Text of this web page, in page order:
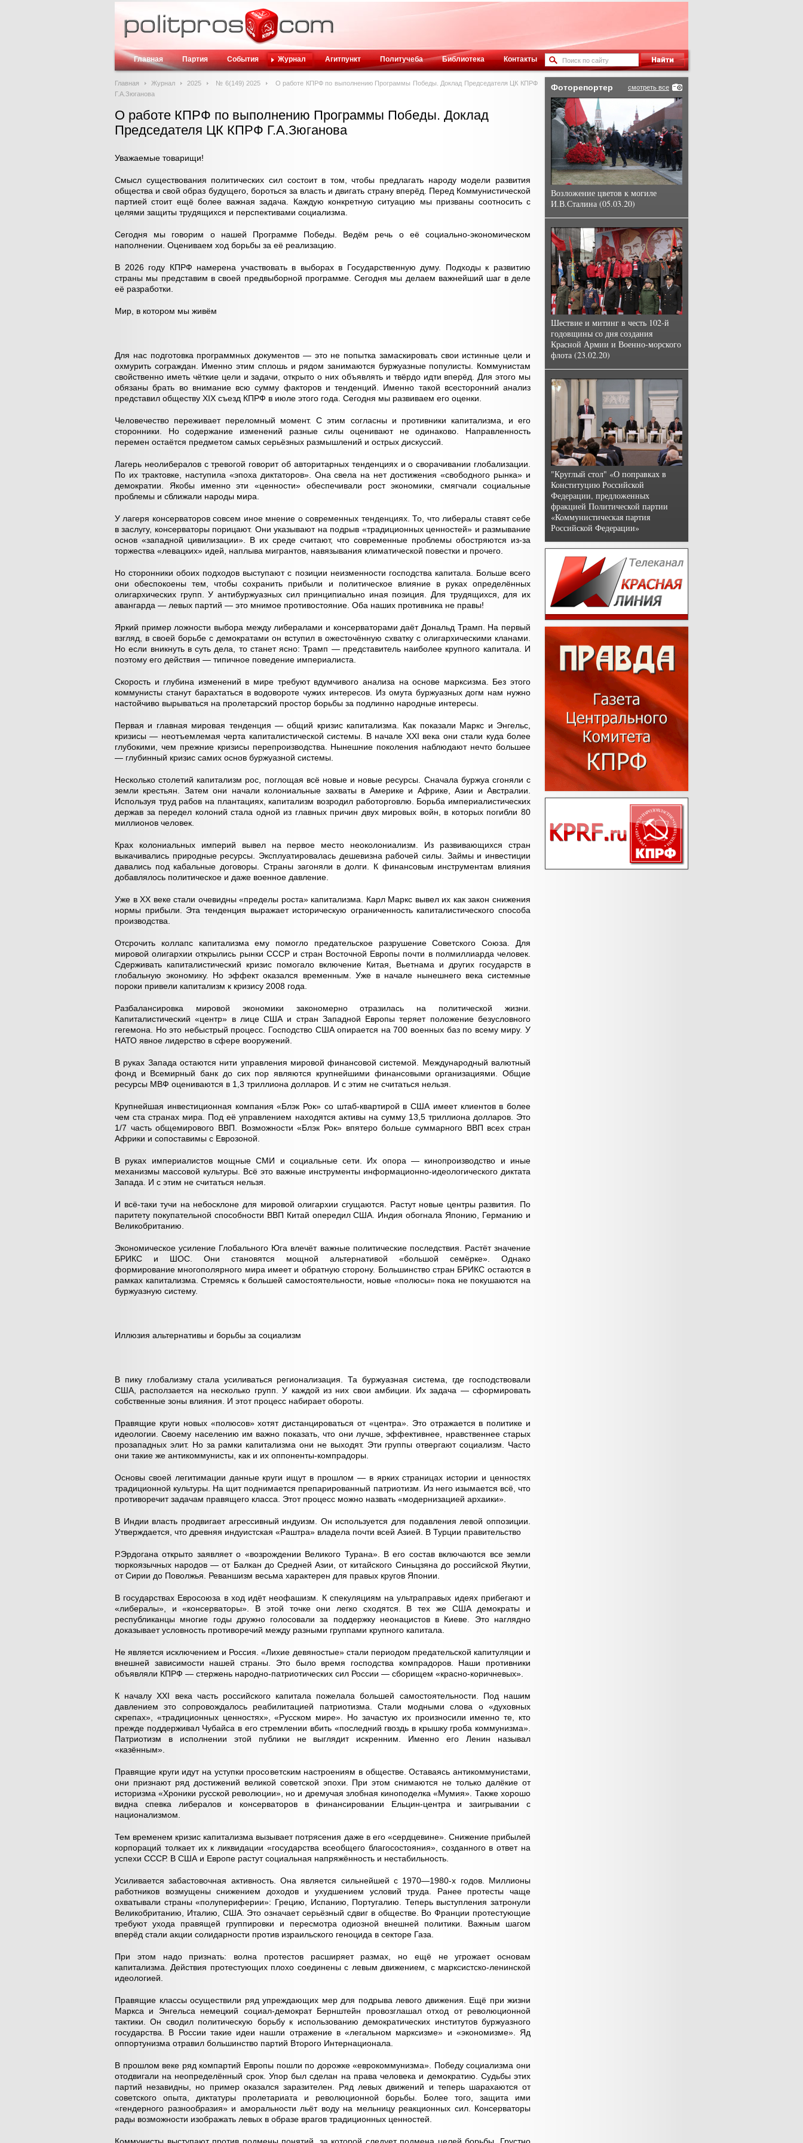
Главная Партия События Журнал Агитпункт Политучеба Библиотека Контакты
Главная Журнал 2025 № 6(149) 2025
О работе КПРФ по выполнению Программы Победы. Доклад Председателя ЦК КПРФ
Г.А.Зюганова
О работе КПРФ по выполнению Программы Победы. Доклад
Председателя ЦК КПРФ Г.А.Зюганова
Уважаемые товарищи!
Смысл существования политических сил состоит в том, чтобы предлагать народу модели развития
общества и свой образ будущего, бороться за власть и двигать страну вперёд. Перед Коммунистической
партией стоит ещё более важная задача. Каждую конкретную ситуацию мы призваны соотносить с
целями защиты трудящихся и перспективами социализма.
Сегодня мы говорим о нашей Программе Победы. Ведём речь о её социально-экономическом
наполнении. Оцениваем ход борьбы за её реализацию.
В 2026 году КПРФ намерена участвовать в выборах в Государственную думу. Подходы к развитию
страны мы представим в своей предвыборной программе. Сегодня мы делаем важнейший шаг в деле
её разработки.
Мир, в котором мы живём
Для нас подготовка программных документов — это не попытка замаскировать свои истинные цели и
охмурить сограждан. Именно этим сплошь и рядом занимаются буржуазные популисты. Коммунистам
свойственно иметь чёткие цели и задачи, открыто о них объявлять и твёрдо идти вперёд. Для этого мы
обязаны брать во внимание всю сумму факторов и тенденций. Именно такой всесторонний анализ
представил обществу XIX съезд КПРФ в июле этого года. Сегодня мы развиваем его оценки.
Человечество переживает переломный момент. С этим согласны и противники капитализма, и его
сторонники. Но содержание изменений разные силы оценивают не одинаково. Направленность
перемен остаётся предметом самых серьёзных размышлений и острых дискуссий.
Лагерь неолибералов с тревогой говорит об авторитарных тенденциях и о сворачивании глобализации.
По их трактовке, наступила «эпоха диктаторов». Она свела на нет достижения «свободного рынка» и
демократии. Якобы именно эти «ценности» обеспечивали рост экономики, смягчали социальные
проблемы и сближали народы мира.
У лагеря консерваторов совсем иное мнение о современных тенденциях. То, что либералы ставят себе
в заслугу, консерваторы порицают. Они указывают на подрыв «традиционных ценностей» и размывание
основ «западной цивилизации». В их среде считают, что современные проблемы обостряются из-за
торжества «левацких» идей, наплыва мигрантов, навязывания климатической повестки и прочего.
Но сторонники обоих подходов выступают с позиции неизменности господства капитала. Больше всего
они обеспокоены тем, чтобы сохранить прибыли и политическое влияние в руках определённых
олигархических групп. У антибуржуазных сил принципиально иная позиция. Для трудящихся, для их
авангарда — левых партий — это мнимое противостояние. Оба наших противника не правы!
Яркий пример ложности выбора между либералами и консерваторами даёт Дональд Трамп. На первый
взгляд, в своей борьбе с демократами он вступил в ожесточённую схватку с олигархическими кланами.
Но если вникнуть в суть дела, то станет ясно: Трамп — представитель наиболее крупного капитала. И
поэтому его действия — типичное поведение империалиста.
Скорость и глубина изменений в мире требуют вдумчивого анализа на основе марксизма. Без этого
коммунисты станут барахтаться в водовороте чужих интересов. Из омута буржуазных догм нам нужно
настойчиво вырываться на пролетарский простор борьбы за подлинно народные интересы.
Первая и главная мировая тенденция — общий кризис капитализма. Как показали Маркс и Энгельс,
кризисы — неотъемлемая черта капиталистической системы. В начале ХХI века они стали куда более
глубокими, чем прежние кризисы перепроизводства. Нынешние поколения наблюдают нечто большее
— глубинный кризис самих основ буржуазной системы.
Несколько столетий капитализм рос, поглощая всё новые и новые ресурсы. Сначала буржуа сгоняли с
земли крестьян. Затем они начали колониальные захваты в Америке и Африке, Азии и Австралии.
Используя труд рабов на плантациях, капитализм возродил работорговлю. Борьба империалистических
держав за передел колоний стала одной из главных причин двух мировых войн, в которых погибли 80
миллионов человек.
Крах колониальных империй вывел на первое место неоколониализм. Из развивающихся стран
выкачивались природные ресурсы. Эксплуатировалась дешевизна рабочей силы. Займы и инвестиции
давались под кабальные договоры. Страны загоняли в долги. К финансовым инструментам влияния
добавлялось политическое и даже военное давление.
Уже в XX веке стали очевидны «пределы роста» капитализма. Карл Маркс вывел их как закон снижения
нормы прибыли. Эта тенденция выражает историческую ограниченность капиталистического способа
производства.
Отсрочить коллапс капитализма ему помогло предательское разрушение Советского Союза. Для
мировой олигархии открылись рынки СССР и стран Восточной Европы почти в полмиллиарда человек.
Сдерживать капиталистический кризис помогало включение Китая, Вьетнама и других государств в
глобальную экономику. Но эффект оказался временным. Уже в начале нынешнего века системные
пороки привели капитализм к кризису 2008 года.
Разбалансировка мировой экономики закономерно отразилась на политической жизни.
Капиталистический «центр» в лице США и стран Западной Европы теряет положение безусловного
гегемона. Но это небыстрый процесс. Господство США опирается на 700 военных баз по всему миру. У
НАТО явное лидерство в сфере вооружений.
В руках Запада остаются нити управления мировой финансовой системой. Международный валютный
фонд и Всемирный банк до сих пор являются крупнейшими финансовыми организациями. Общие
ресурсы МВФ оцениваются в 1,3 триллиона долларов. И с этим не считаться нельзя.
Крупнейшая инвестиционная компания «Блэк Рок» со штаб-квартирой в США имеет клиентов в более
чем ста странах мира. Под её управлением находятся активы на сумму 13,5 триллиона долларов. Это
1/7 часть общемирового ВВП. Возможности «Блэк Рок» впятеро больше суммарного ВВП всех стран
Африки и сопоставимы с Еврозоной.
В руках империалистов мощные СМИ и социальные сети. Их опора — кинопроизводство и иные
механизмы массовой культуры. Всё это важные инструменты информационно-идеологического диктата
Запада. И с этим не считаться нельзя.
И всё-таки тучи на небосклоне для мировой олигархии сгущаются. Растут новые центры развития. По
паритету покупательной способности ВВП Китай опередил США. Индия обогнала Японию, Германию и
Великобританию.
Экономическое усиление Глобального Юга влечёт важные политические последствия. Растёт значение
БРИКС и ШОС. Они становятся мощной альтернативой «большой семёрке». Однако
формирование многополярного мира имеет и обратную сторону. Большинство стран БРИКС остаются в
рамках капитализма. Стремясь к большей самостоятельности, новые «полюсы» пока не покушаются на
буржуазную систему.
Иллюзия альтернативы и борьбы за социализм
В пику глобализму стала усиливаться регионализация. Та буржуазная система, где господствовали
США, расползается на несколько групп. У каждой из них свои амбиции. Их задача — сформировать
собственные зоны влияния. И этот процесс набирает обороты.
Правящие круги новых «полюсов» хотят дистанцироваться от «центра». Это отражается в политике и
идеологии. Своему населению им важно показать, что они лучше, эффективнее, нравственнее старых
прозападных элит. Но за рамки капитализма они не выходят. Эти группы отвергают социализм. Часто
они такие же антикоммунисты, как и их оппоненты-компрадоры.
Основы своей легитимации данные круги ищут в прошлом — в ярких страницах истории и ценностях
традиционной культуры. На щит поднимается препарированный патриотизм. Из него изымается всё, что
противоречит задачам правящего класса. Этот процесс можно назвать «модернизацией архаики».
В Индии власть продвигает агрессивный индуизм. Он используется для подавления левой оппозиции.
Утверждается, что древняя индуистская «Раштра» владела почти всей Азией. В Турции правительство
Р.Эрдогана открыто заявляет о «возрождении Великого Турана». В его состав включаются все земли
тюркоязычных народов — от Балкан до Средней Азии, от китайского Синьцзяна до российской Якутии,
от Сирии до Поволжья. Реваншизм весьма характерен для правых кругов Японии.
В государствах Евросоюза в ход идёт неофашизм. К спекуляциям на ультраправых идеях прибегают и
«либералы», и «консерваторы». В этой точке они легко сходятся. В тех же США демократы и
республиканцы многие годы дружно голосовали за поддержку неонацистов в Киеве. Это наглядно
доказывает условность противоречий между разными группами крупного капитала.
Не является исключением и Россия. «Лихие девяностые» стали периодом предательской капитуляции и
внешней зависимости нашей страны. Это было время господства компрадоров. Наши противники
объявляли КПРФ — стержень народно-патриотических сил России — сборищем «красно-коричневых».
К началу ХХI века часть российского капитала пожелала большей самостоятельности. Под нашим
давлением это сопровождалось реабилитацией патриотизма. Стали модными слова о «духовных
скрепах», «традиционных ценностях», «Русском мире». Но зачастую их произносили именно те, кто
прежде поддерживал Чубайса в его стремлении вбить «последний гвоздь в крышку гроба коммунизма».
Патриотизм в исполнении этой публики не выглядит искренним. Именно его Ленин называл
«казённым».
Правящие круги идут на уступки просоветским настроениям в обществе. Оставаясь антикоммунистами,
они признают ряд достижений великой советской эпохи. При этом снимаются не только далёкие от
историзма «Хроники русской революции», но и дремучая злобная киноподелка «Мумия». Также хорошо
видна спевка либералов и консерваторов в финансировании Ельцин-центра и заигрывании с
национализмом.
Тем временем кризис капитализма вызывает потрясения даже в его «сердцевине». Снижение прибылей
корпораций толкает их к ликвидации «государства всеобщего благосостояния», созданного в ответ на
успехи СССР. В США и Европе растут социальная напряжённость и нестабильность.
Усиливается забастовочная активность. Она является сильнейшей с 1970—1980-х годов. Миллионы
работников возмущены снижением доходов и ухудшением условий труда. Ранее протесты чаще
охватывали страны «полупериферии»: Грецию, Испанию, Португалию. Теперь выступления затронули
Великобританию, Италию, США. Это означает серьёзный сдвиг в обществе. Во Франции протестующие
требуют ухода правящей группировки и пересмотра одиозной внешней политики. Важным шагом
вперёд стали акции солидарности против израильского геноцида в секторе Газа.
При этом надо признать: волна протестов расширяет размах, но ещё не угрожает основам
капитализма. Действия протестующих плохо соединены с левым движением, с марксистско-ленинской
идеологией.
Правящие классы осуществили ряд упреждающих мер для подрыва левого движения. Ещё при жизни
Маркса и Энгельса немецкий социал-демократ Бернштейн провозглашал отход от революционной
тактики. Он сводил политическую борьбу к использованию демократических институтов буржуазного
государства. В России такие идеи нашли отражение в «легальном марксизме» и «экономизме». Яд
оппортунизма отравил большинство партий Второго Интернационала.
В прошлом веке ряд компартий Европы пошли по дорожке «еврокоммунизма». Победу социализма они
отодвигали на неопределённый срок. Упор был сделан на права человека и демократию. Судьбы этих
партий незавидны, но пример оказался заразителен. Ряд левых движений и теперь шарахаются от
советского опыта, диктатуры пролетариата и революционной борьбы. Более того, защита ими
«гендерного разнообразия» и аморальности льёт воду на мельницу реакционных сил. Консерваторы
рады возможности изображать левых в образе врагов традиционных ценностей.
смотреть все
Фоторепортер
Возложение цветов к могиле
И.В.Сталина (05.03.20)
Шествие и митинг в честь 102-й
годовщины со дня создания
Красной Армии и Военно-морского
флота (23.02.20)
"Круглый стол" «О поправках в
Конституцию Российской
Федерации, предложенных
фракцией Политической партии
«Коммунистическая партия
Российской Федерации»